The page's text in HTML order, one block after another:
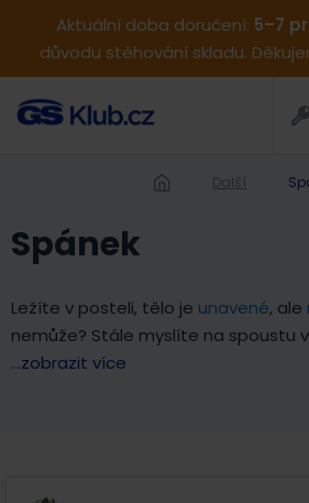
Aktuální doba doručení: 5–7
důvodu stěhování skladu.
Další
Spánek
Ležíte v posteli, tělo je unavené, ale
nemůže? Stále myslíte na spoustu
...zobrazit více